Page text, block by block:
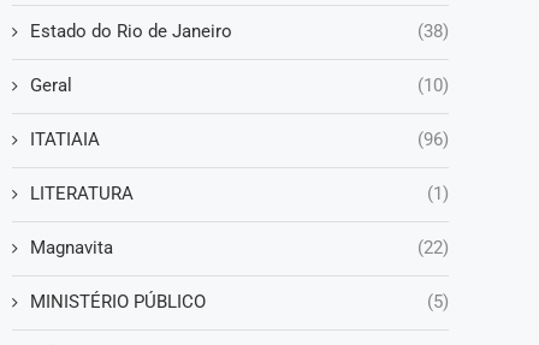
Estado do Rio de Janeiro (38)
Geral (10)
ITATIAIA (96)
LITERATURA (1)
Magnavita (22)
MINISTÉRIO PÚBLICO (5)